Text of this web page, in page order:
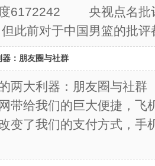
度6172242 央视点名批
前对于中国男篮的批评
：朋友圈与社群
两大利器：朋友圈与社
带给我们的巨大便捷，飞
变了我们的支付方式，手